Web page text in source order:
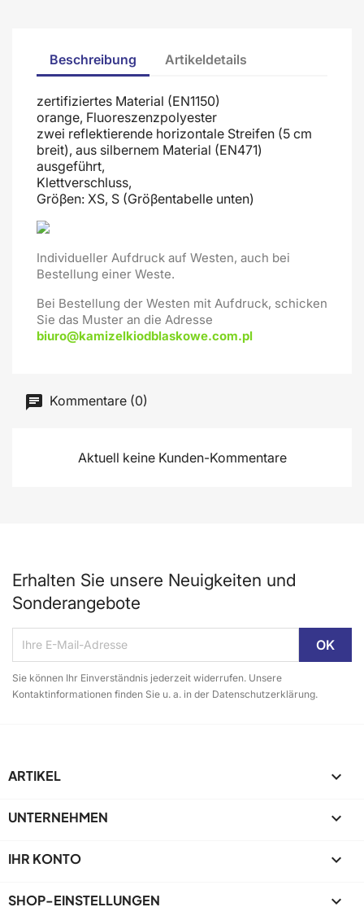
Beschreibung Artikeldetails
zertifiziertes Material (EN1150)
orange, Fluoreszenzpolyester
zwei reflektierende horizontale Streifen (5 cm
breit), aus silbernem Material (EN471)
ausgeführt,
Klettverschluss,
Gröβen: XS, S (Gröβentabelle unten)
Individueller Aufdruck auf Westen, auch bei
Bestellung einer Weste.
Bei Bestellung der Westen mit Aufdruck, schicken
Sie das Muster an die Adresse
biuro@kamizelkiodblaskowe.com.pl
Kommentare (0)
Aktuell keine Kunden-Kommentare
Erhalten Sie unsere Neuigkeiten und
Sonderangebote
Sie können Ihr Einverständnis jederzeit widerrufen. Unsere
Kontaktinformationen finden Sie u. a. in der Datenschutzerklärung.
ARTIKEL 
UNTERNEHMEN 
IHR KONTO 
SHOP-EINSTELLUNGEN keyboard_arrow_down